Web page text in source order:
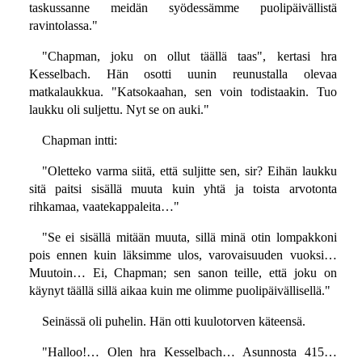
taskussanne meidän syödessämme puolipäivällistä
ravintolassa."
"Chapman, joku on ollut täällä taas", kertasi hra
Kesselbach. Hän osotti uunin reunustalla olevaa
matkalaukkua. "Katsokaahan, sen voin todistaakin. Tuo
laukku oli suljettu. Nyt se on auki."
Chapman intti:
"Oletteko varma siitä, että suljitte sen, sir? Eihän laukku
sitä paitsi sisällä muuta kuin yhtä ja toista arvotonta
rihkamaa, vaatekappaleita…"
"Se ei sisällä mitään muuta, sillä minä otin lompakkoni
pois ennen kuin läksimme ulos, varovaisuuden vuoksi…
Muutoin… Ei, Chapman; sen sanon teille, että joku on
käynyt täällä sillä aikaa kuin me olimme puolipäivällisellä."
Seinässä oli puhelin. Hän otti kuulotorven käteensä.
"Halloo!… Olen hra Kesselbach… Asunnosta 415…